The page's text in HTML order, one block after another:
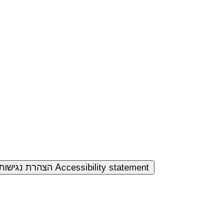
Accessibility statement